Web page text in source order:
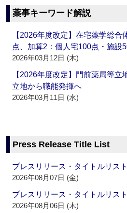
薬事キーワード解説
【2026年度改定】在宅薬学総合
点、加算2：個人宅100点・施設
2026年03月12日 (木)
【2026年度改定】門前薬局等
立地から職能発揮へ
2026年03月11日 (水)
Press Release Title List
プレスリリース・タイトルリス
2026年08月07日 (金)
プレスリリース・タイトルリス
2026年08月06日 (木)